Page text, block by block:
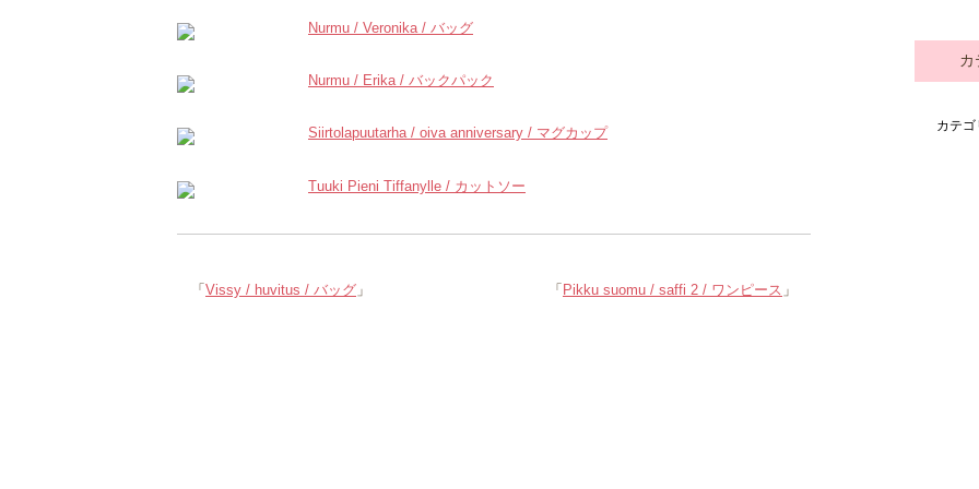
Nurmu / Veronika / バッグ
Nurmu / Erika / バックパック
Siirtolapuutarha / oiva anniversary / マグカップ
Tuuki Pieni Tiffanylle / カットソー
「 Pikku suomu / saffi 2 / ワンピース 」
「 Vissy / huvitus / バッグ 」
カ
カテゴ